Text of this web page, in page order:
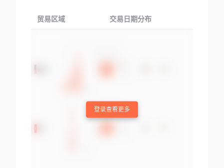
贸易区域 交易日期分布
登录查看更多